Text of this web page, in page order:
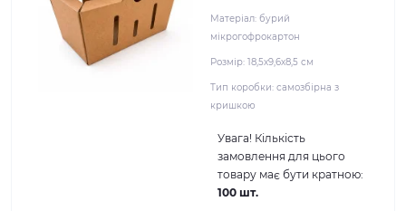
Матеріал: бурий
мікрогофрокартон
Розмір: 18,5х9,6х8,5 см
Тип коробки: самозбірна з
кришкою
Увага! Кількість
замовлення для цього
товару має бути кратною:
100 шт.